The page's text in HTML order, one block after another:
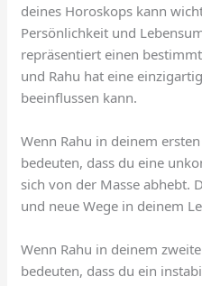
deines Horoskops kann
Persönlichkeit und
repräsentiert einen
und Rahu hat eine
beeinflussen kann.
Wenn Rahu in deinem
bedeuten, dass du eine
sich von der Masse abhebt.
und neue Wege in deinem
Wenn Rahu in deinem
bedeuten, dass du ein